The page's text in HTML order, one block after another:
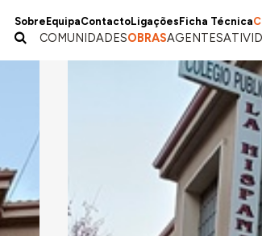
Sobre EquipaContactoLigações Ficha Técnica
COMUNIDADESOBRASAGENTES